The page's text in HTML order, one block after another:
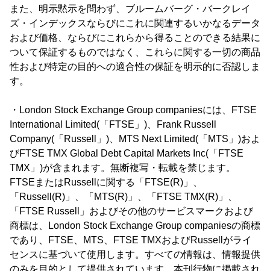
また、明示黙示を問わず、ブルームバーグ・バークレイ
ズ・インデックスならびにこれに関連するいかなるデータ
および価格、ならびにこれらから得ることのできる結果に
ついて保証するものではなく、これらに関する一切の商品
性および特定の目的への適合性の保証を明示的に否認しま
す。
・London Stock Exchange Group companiesには、FTSE
International Limited(「FTSE」)、Frank Russell
Company(「Russell」)、MTS Next Limited(「MTS」)およ
びFTSE TMX Global Debt Capital Markets Inc(「FTSE
TMX」)が含まれます。無断複写・転載を禁じます。
FTSEまたはRussellに関する「FTSE(R)」、
「Russell(R)」、「MTS(R)」、「FTSE TMX(R)」、
「FTSE Russell」およびその他のサービスマークおよび
商標は、London Stock Exchange Group companiesの商標
であり、FTSE、MTS、FTSE TMXおよびRussellがライ
センスに基づいて使用します。すべての情報は、情報提供
のみを目的として提供されています。本刊行物に掲載され